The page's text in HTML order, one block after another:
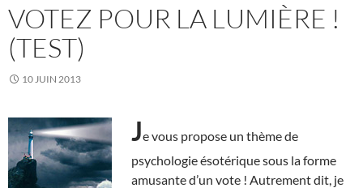
VOTEZ POUR LA LUMIÈRE !
(TEST)
10 JUIN 2013
Je vous propose un thème de
psychologie ésotérique sous la forme
amusante d’un vote ! Autrement dit, je